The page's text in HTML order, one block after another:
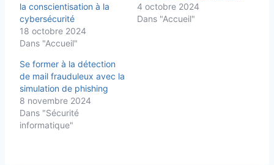
la conscientisation à la
cybersécurité
18 octobre 2024
Dans "Accueil"
4 octobre 2024
Dans "Accueil"
Se former à la détection
de mail frauduleux avec la
simulation de phishing
8 novembre 2024
Dans "Sécurité
informatique"